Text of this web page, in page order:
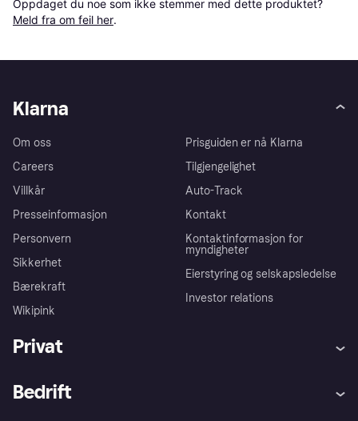
Oppdaget du noe som ikke stemmer med dette produktet?
Meld fra om feil her.
Klarna
Om oss
Careers
Villkår
Presseinformasjon
Personvern
Sikkerhet
Bærekraft
Wikipink
Prisguiden er nå Klarna
Tilgjengelighet
Auto-Track
Kontakt
Kontaktinformasjon for
myndigheter
Eierstyring og selskapsledelse
Investor relations
Privat
Bedrift